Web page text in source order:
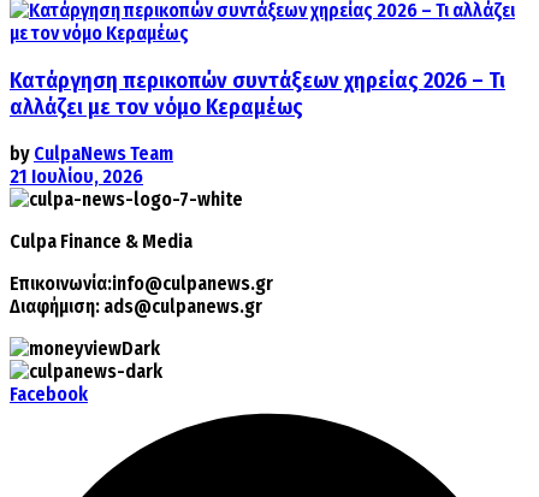
Κατάργηση περικοπών συντάξεων χηρείας 2026 – Τι
αλλάζει με τον νόμο Κεραμέως
by CulpaNews Team
21 Ιουλίου, 2026
Culpa Finance & Media
Επικοινωνία:info@culpanews.gr
Διαφήμιση: ads@culpanews.gr
Facebook